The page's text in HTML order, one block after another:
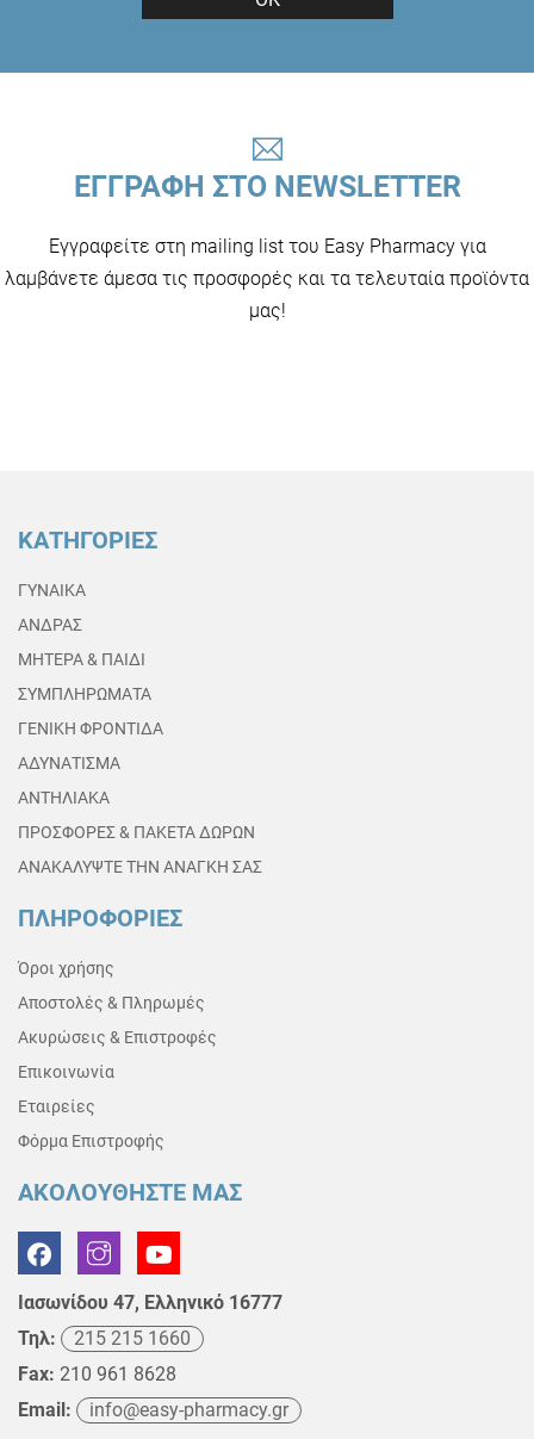
ΕΓΓΡΑΦΗ ΣΤΟ NEWSLETTER
Εγγραφείτε στη mailing list του Easy Pharmacy για
λαμβάνετε άμεσα τις προσφορές και τα τελευταία προϊόντα
μας!
ΚΑΤΗΓΟΡΙΕΣ
ΓΥΝΑΙΚΑ
ΑΝΔΡΑΣ
ΜΗΤΕΡΑ & ΠΑΙΔΙ
ΣΥΜΠΛΗΡΩΜΑΤΑ
ΓΕΝΙΚΗ ΦΡΟΝΤΙΔΑ
ΑΔΥΝΑΤΙΣΜΑ
ΑΝΤΗΛΙΑΚΑ
ΠΡΟΣΦΟΡΕΣ & ΠΑΚΕΤΑ ΔΩΡΩΝ
ΑΝΑΚΑΛΥΨΤΕ ΤΗΝ ΑΝΑΓΚΗ ΣΑΣ
ΠΛΗΡΟΦΟΡΙΕΣ
Όροι χρήσης
Αποστολές & Πληρωμές
Ακυρώσεις & Επιστροφές
Επικοινωνία
Εταιρείες
Φόρμα Επιστροφής
ΑΚΟΛΟΥΘΗΣΤΕ ΜΑΣ
Ιασωνίδου 47, Ελληνικό 16777
Τηλ:
215 215 1660
Fax: 210 961 8628
Email:
info@easy-pharmacy.gr